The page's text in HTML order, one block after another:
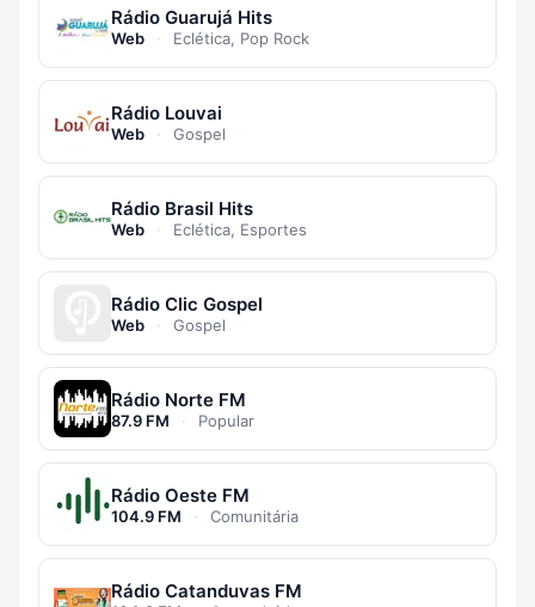
Rádio Guarujá Hits
Web · Eclética, Pop Rock
Rádio Louvai
Web · Gospel
Rádio Brasil Hits
Web · Eclética, Esportes
Rádio Clic Gospel
Web · Gospel
Rádio Norte FM
87.9 FM · Popular
Rádio Oeste FM
104.9 FM · Comunitária
Rádio Catanduvas FM